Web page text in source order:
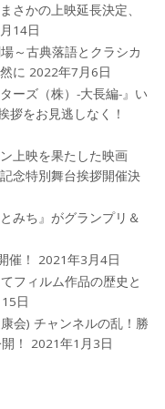
さかの上映延長決定、
14日
～古典落語とクラシカ
に 2022年7月6日
ーズ（株）-大長編-』い
拶をお見逃しなく！
上映を果たした映画
念特別舞台挨拶開催決
みち』がグランプリ＆
催！
2021年3月4日
フィルム作品の歴史と
日
会) チャンネルの乱！勝
！
2021年1月3日